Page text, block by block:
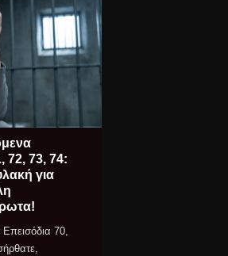
72, 73, 74:
για
70,